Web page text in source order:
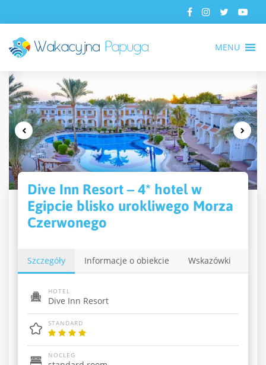
MENU
Dive Inn Resort – 4* hotel w
Egipcie blisko urokliwego Morza
Czerwonego
Szczegóły Informacje o obiekcie Wskazówki
HOTEL
Dive Inn Resort
STANDARD
NOCLEG